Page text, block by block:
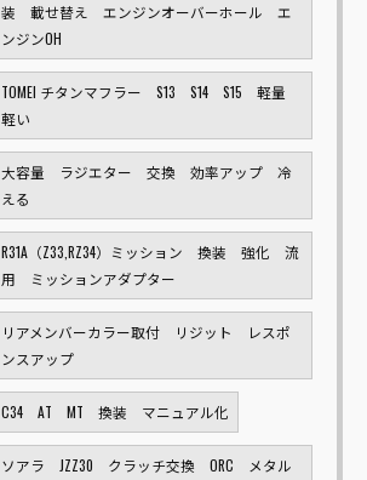
装 載せ替え エンジンオーバーホール エ
ンジンOH
TOMEI チタンマフラー S13 S14 S15 軽量
軽い
大容量 ラジエター 交換 効率アップ 冷
える
R31A（Z33,RZ34）ミッション 換装 強化 流
用 ミッションアダプター
リアメンバーカラー取付 リジット レスポ
ンスアップ
C34 AT MT 換装 マニュアル化
ソアラ JZZ30 クラッチ交換 ORC メタル